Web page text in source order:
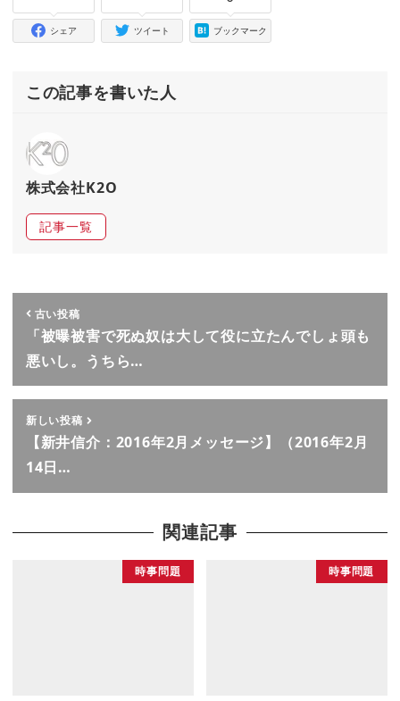
シェア ツイート ブックマーク
この記事を書いた人
株式会社K2O
記事一覧
古い投稿
「被曝被害で死ぬ奴は大して役に立たんでしょ頭も
悪いし。うちら…
新しい投稿
【新井信介：2016年2月メッセージ】（2016年2月
14日…
関連記事
時事問題 時事問題